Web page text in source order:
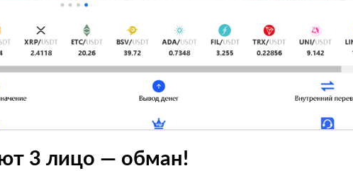
3 лицо — обман!